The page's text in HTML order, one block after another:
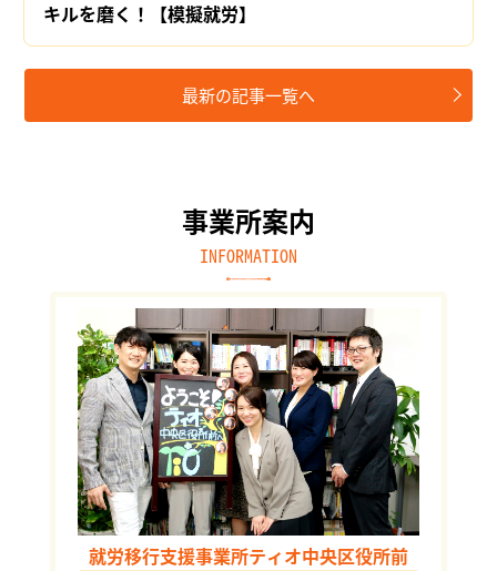
キルを磨く！【模擬就労】
最新の記事一覧へ
事業所案内
INFORMATION
就労移行支援事業所ティオ中央区役所前